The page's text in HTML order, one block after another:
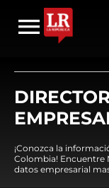
¡Conozca la
Colombia! Encuentre
datos empresarial